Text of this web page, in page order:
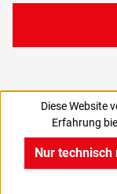
5,80 €Diese Website
Erfahrung
Nur technisch